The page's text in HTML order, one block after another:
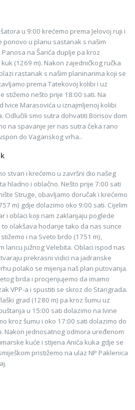
u 9:00 krećemo prema Jelovoj ruji i
ponovo u planu sastanak s našim
na Šarića duplje pa kroz
(1269 m). Nakon zajedničkog ručka
rastanak s našim planinarima koji se
prema Tatekovoj kolibi i uz
stižemo nešto prije 18:00 sati. Na
Ivice Marasovića u iznajmljenoj kolibi
Odlučili smo sutra dohvatiti Borisov dom
na spavanje jer nas sutra čeka rano
do Vaganskog vrha..
stvari i krećemo u završni dio našeg
hladno i oblačno. Nešto prije 7:00 sati
Struge, obavljamo doručak i krećemo
m) gdje dolazimo oko 9:00 sati. Cijelim
i oblaci koji nam zaklanjaju poglede
to olakšava hodanje tako da nas sunce
i na Sveto brdo (1751 m),
lancu južnog Velebita. Oblaci ispod nas
prekrasni vidici na jadranske
polako se mijenja naš plan putovanja.
brda i procjenjujemo da imamo
VPP-a i spustiti se skroz do Starigrada.
grad (1280 m) pa kroz šumu uz
u 15:00 sati dolazimo na Ivine
kroz šumu i oko 17:00 sati dolazimo do
Nakon jednosatnog odmora uređenom
kuće i stijena Anića kuka gdje se
pristižemo na ulaz NP Paklenica